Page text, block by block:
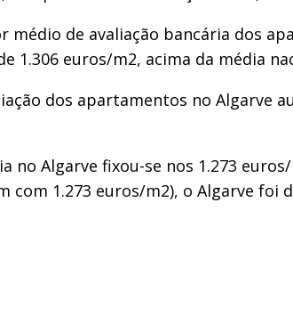
de avaliação bancária dos
1.306 euros/m2, acima da média
dos apartamentos no Algarve
no Algarve fixou-se nos 1.273
com 1.273 euros/m2), o Algarve foi